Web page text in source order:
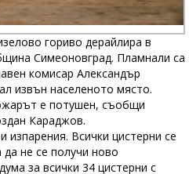
гориво дерайлира в
Симеоновград. Пламнали са
комисар Александър
извън населеното място.
е потушен, съобщи
Караджов.
Всички цистерни се
не се получи ново
за всички 34 цистерни с